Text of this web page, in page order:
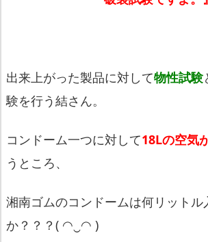
出来上がった製品に対して物性試験
験を行う結さん。
コンドーム一つに対して18Lの空気
うところ、
湘南ゴムのコンドームは何リットル
か？？？( ◠‿◠ )